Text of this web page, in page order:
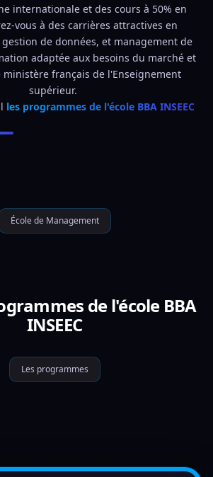
internationale et des cours à 50% en
vous à des carrières attractives en
de données, et management de
adaptée aux besoins du marché et
ministère français de l'Enseignement
supérieur.
les programmes de l'école BBA INSEEC
École de Management
de l'école BBA
INSEEC
Les programmes